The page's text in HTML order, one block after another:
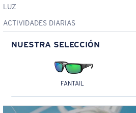
LUZ
ACTIVIDADES DIARIAS
NUESTRA SELECCIÓN
FANTAIL